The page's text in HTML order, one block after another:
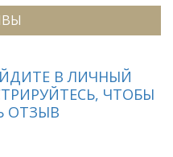
В ЛИЧНЫЙ
ЧТОБЫ
ОТЗЫВ